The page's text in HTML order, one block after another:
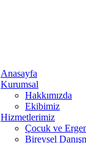
Anasayfa
Kurumsal
Hakkımızda
Ekibimiz
Hizmetlerimiz
Çocuk ve
Bireysel